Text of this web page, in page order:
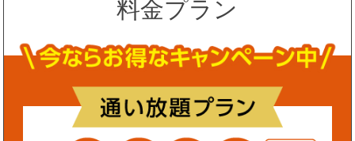
料金プラン